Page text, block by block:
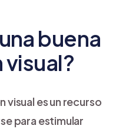
buena
visual es un recurso
para estimular